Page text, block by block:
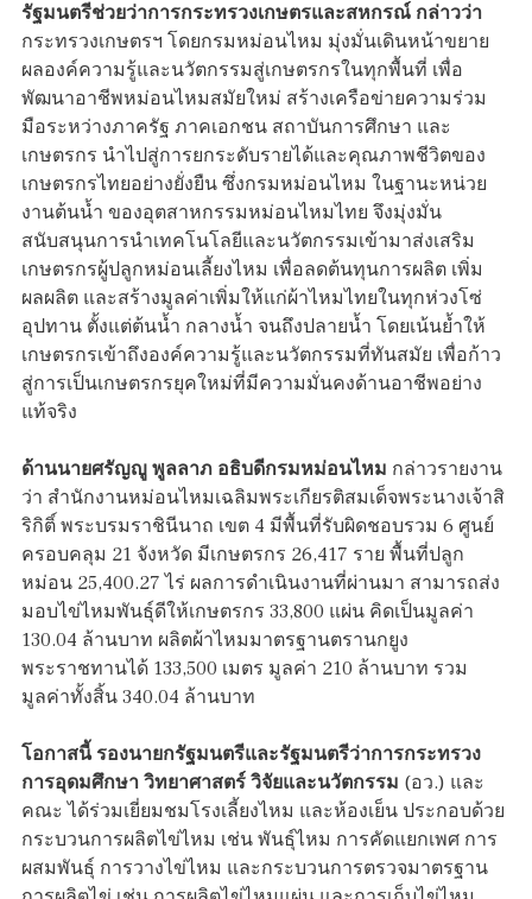
รัฐมนตรีช่วยว่าการกระทรวงเกษตรและสหกรณ์ กล่าวว่า
กระทรวงเกษตรฯ โดยกรมหม่อนไหม มุ่งมั่นเดินหน้าขยาย
ผลองค์ความรู้และนวัตกรรมสู่เกษตรกรในทุกพื้นที่ เพื่อ
พัฒนาอาชีพหม่อนไหมสมัยใหม่ สร้างเครือข่ายความร่วม
มือระหว่างภาครัฐ ภาคเอกชน สถาบันการศึกษา และ
เกษตรกร นำไปสู่การยกระดับรายได้และคุณภาพชีวิตของ
เกษตรกรไทยอย่างยั่งยืน ซึ่งกรมหม่อนไหม ในฐานะหน่วย
งานต้นน้ำ ของอุตสาหกรรมหม่อนไหมไทย จึงมุ่งมั่น
สนับสนุนการนำเทคโนโลยีและนวัตกรรมเข้ามาส่งเสริม
เกษตรกรผู้ปลูกหม่อนเลี้ยงไหม เพื่อลดต้นทุนการผลิต เพิ่ม
ผลผลิต และสร้างมูลค่าเพิ่มให้แก่ผ้าไหมไทยในทุกห่วงโซ่
อุปทาน ตั้งแต่ต้นน้ำ กลางน้ำ จนถึงปลายน้ำ โดยเน้นย้ำให้
เกษตรกรเข้าถึงองค์ความรู้และนวัตกรรมที่ทันสมัย เพื่อก้าว
สู่การเป็นเกษตรกรยุคใหม่ที่มีความมั่นคงด้านอาชีพอย่าง
แท้จริง
ด้านนายศรัญญู พูลลาภ อธิบดีกรมหม่อนไหม กล่าวรายงาน
ว่า สำนักงานหม่อนไหมเฉลิมพระเกียรติสมเด็จพระนางเจ้าสิ
ริกิติ์ พระบรมราชินีนาถ เขต 4 มีพื้นที่รับผิดชอบรวม 6 ศูนย์
ครอบคลุม 21 จังหวัด มีเกษตรกร 26,417 ราย พื้นที่ปลูก
หม่อน 25,400.27 ไร่ ผลการดำเนินงานที่ผ่านมา สามารถส่ง
มอบไข่ไหมพันธุ์ดีให้เกษตรกร 33,800 แผ่น คิดเป็นมูลค่า
130.04 ล้านบาท ผลิตผ้าไหมมาตรฐานตรานกยูง
พระราชทานได้ 133,500 เมตร มูลค่า 210 ล้านบาท รวม
มูลค่าทั้งสิ้น 340.04 ล้านบาท
โอกาสนี้ รองนายกรัฐมนตรีและรัฐมนตรีว่าการกระทรวง
การอุดมศึกษา วิทยาศาสตร์ วิจัยและนวัตกรรม (อว.) และ
คณะ ได้ร่วมเยี่ยมชมโรงเลี้ยงไหม และห้องเย็น ประกอบด้วย
กระบวนการผลิตไข่ไหม เช่น พันธุ์ไหม การคัดแยกเพศ การ
ผสมพันธุ์ การวางไข่ไหม และกระบวนการตรวจมาตรฐาน